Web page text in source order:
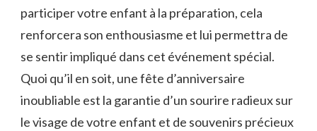
participer⁣ votre enfant ‍à la ​préparation, cela⁤
renforcera son enthousiasme et ​lui permettra ‍de
se‌ sentir impliqué dans cet événement spécial.
Quoi qu’il‌ en ⁣soit, une fête d’anniversaire
inoubliable est ⁢la garantie d’un sourire radieux ‌sur
le visage ⁣de votre enfant et de souvenirs⁣ précieux